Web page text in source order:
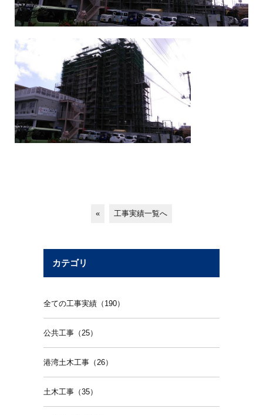
« 工事実績一覧へ
カテゴリ
全ての工事実績（190）
公共工事（25）
港湾土木工事（26）
土木工事（35）